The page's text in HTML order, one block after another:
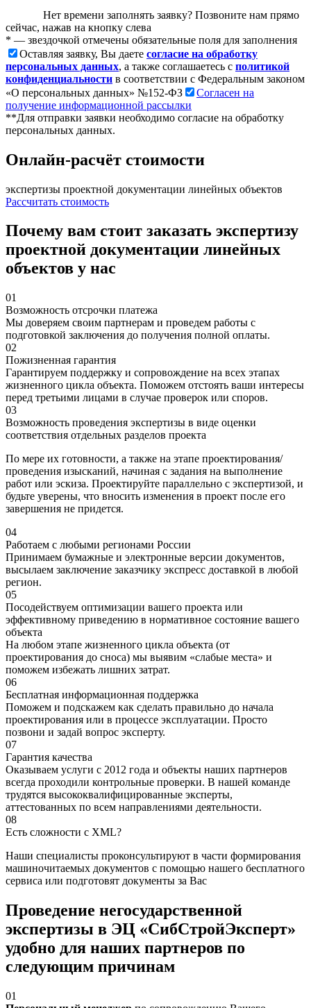
Нет времени заполнять заявку? Позвоните нам прямо
сейчас, нажав на кнопку слева
* — звездочкой отмечены обязательные поля для заполнения
Оставляя заявку, Вы даете согласие на обработку
персональных данных, а также соглашаетесь с политикой
конфиденциальности в соответствии с Федеральным законом
«О персональных данных» №152-ФЗ
Согласен на
получение информационной рассылки
**Для отправки заявки необходимо согласие на обработку
персональных данных.
Онлайн-расчёт стоимости
экспертизы проектной документации линейных объектов
Рассчитать стоимость
Почему вам стоит заказать экспертизу
проектной документации линейных
объектов у нас
01
Возможность отсрочки платежа
Мы доверяем своим партнерам и проведем работы с
подготовкой заключения до получения полной оплаты.
02
Пожизненная гарантия
Гарантируем поддержку и сопровождение на всех этапах
жизненного цикла объекта. Поможем отстоять ваши интересы
перед третьими лицами в случае проверок или споров.
03
Возможность проведения экспертизы в виде оценки
соответствия отдельных разделов проекта
По мере их готовности, а также на этапе проектирования/
проведения изысканий, начиная с задания на выполнение
работ или эскиза. Проектируйте параллельно с экспертизой, и
будьте уверены, что вносить изменения в проект после его
завершения не придется.
04
Работаем с любыми регионами России
Принимаем бумажные и электронные версии документов,
высылаем заключение заказчику экспресс доставкой в любой
регион.
05
Посодействуем оптимизации вашего проекта или
эффективному приведению в нормативное состояние вашего
объекта
На любом этапе жизненного цикла объекта (от
проектирования до сноса) мы выявим «слабые места» и
поможем избежать лишних затрат.
06
Бесплатная информационная поддержка
Поможем и подскажем как сделать правильно до начала
проектирования или в процессе эксплуатации. Просто
позвони и задай вопрос эксперту.
07
Гарантия качества
Оказываем услуги с 2012 года и объекты наших партнеров
всегда проходили контрольные проверки. В нашей команде
трудятся высококвалифицированные эксперты,
аттестованных по всем направлениями деятельности.
08
Есть сложности с XML?
Наши специалисты проконсультируют в части формирования
машиночитаемых документов с помощью нашего бесплатного
сервиса или подготовят документы за Вас
Проведение негосударственной
экспертизы в ЭЦ «СибСтройЭксперт»
удобно для наших партнеров по
следующим причинам
01